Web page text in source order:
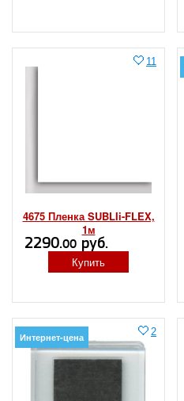
4675 Пленка SUBLIi-FLEX,
1м
11
2290.00 руб.
Купить
2
Интернет-цена